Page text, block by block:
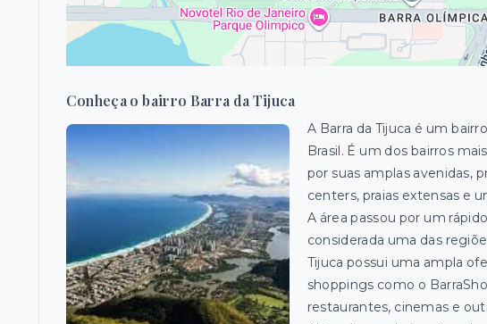
Conheça o bairro Barra da Tijuca
A Barra da Tijuca é um
Brasil. É um dos bairros
por suas amplas avenidas,
centers, praias extensas e
A área passou por um
considerada uma das
Tijuca possui uma ampla
shoppings como o
restaurantes, cinemas e